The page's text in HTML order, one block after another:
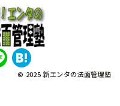
Line
© 2025 新エンタの法面管理塾